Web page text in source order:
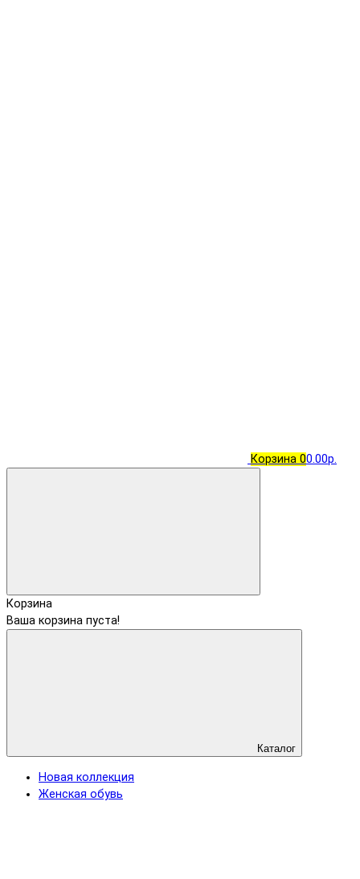
Корзина 00.00р.
Корзина
Ваша корзина пуста!
Каталог
Новая коллекция
Женская обувь